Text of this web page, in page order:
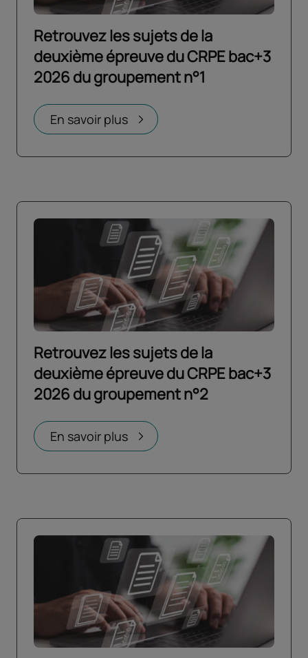
Retrouvez les sujets de la
deuxième épreuve du CRPE bac+3
2026 du groupement n°1
En savoir plus
Ouvrir dans un nouvel onglet
Retrouvez les sujets de la
deuxième épreuve du CRPE bac+3
2026 du groupement n°2
En savoir plus
Ouvrir dans un nouvel onglet